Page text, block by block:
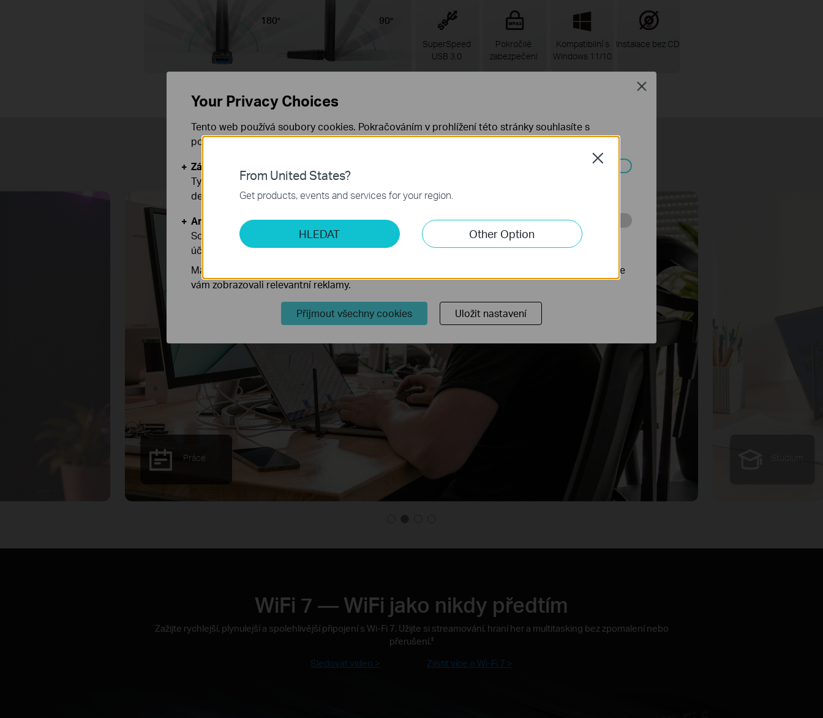
180° 90°
SuperSpeed
USB 3.0
Pokročilé
zabezpečení
Kompatibilní s
Windows 11/10
Instalace bez CD
Studium
WiFi 7 — WiFi jako nikdy předtím
Zažijte rychlejší, plynulejší a spolehlivější připojení s Wi-Fi 7. Užijte si streamování, hraní her a multitasking bez zpomalení nebo
přerušení.‡
Sledovat video > Zjistit více o Wi-Fi 7 >
From United States?
Get products, events and services for your region.
HLEDAT Other Option
Close
Your Privacy Choices
Tento web používá soubory cookies. Pokračováním v prohlížení této stránky souhlasíte s
používáním našich cookies.Již nezobrazovatZjistit více.
Základní cookies
Tyto cookies jsou nezbytné pro fungování webových stránek a nelze je ve vašich systémech
deaktivovat.
Analytické a marketingové cookies
Soubory cookie pro nám umožňují analyzovat vaše aktivity na našich webových stránkách za
účelem zlepšení a přizpůsobení jejich funkčnosti.
Marketingové soubory cookie mohou prostřednictvím našich webových stránek nastavit, aby se
vám zobrazovali relevantní reklamy.
Přijmout všechny cookies Uložit nastavení
Close